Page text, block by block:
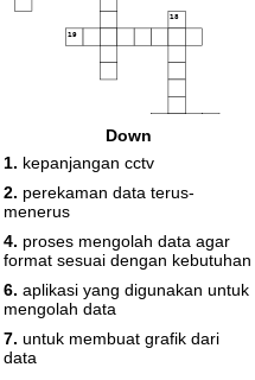
18
19
Down
1. kepanjangan cctv
2. perekaman data terus-
menerus
4. proses mengolah data agar
format sesuai dengan kebutuhan
6. aplikasi yang digunakan untuk
mengolah data
7. untuk membuat grafik dari
data